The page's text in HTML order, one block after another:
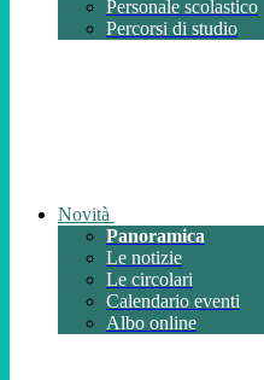
Personale scolastico
Percorsi di studio
Novità
Panoramica
Le notizie
Le circolari
Calendario eventi
Albo online